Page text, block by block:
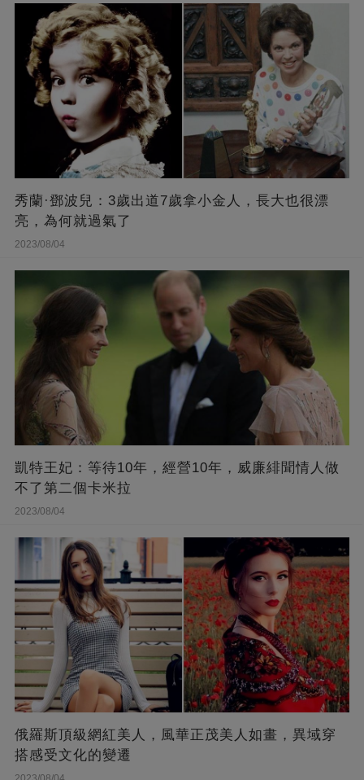
秀蘭·鄧波兒：3歲出道7歲拿小金人，長大也很漂
亮，為何就過氣了
2023/08/04
凱特王妃：等待10年，經營10年，威廉緋聞情人做
不了第二個卡米拉
2023/08/04
俄羅斯頂級網紅美人，風華正茂美人如畫，異域穿
搭感受文化的變遷